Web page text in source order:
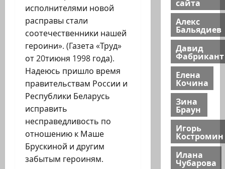
исполнителями новой
расправы стали
соотечественники нашей
героини». (Газета «Труд»
от 20тиюня 1998 года).
Надеюсь пришло время
правительствам России и
Республики Беларусь
исправить
несправедливость по
отношению к Маше
Брускиной и другим
забытым героиням.
Алекс
Бальядиев
Давид
Фабрикант
Елена
Кочина
Зина
Браун
Игорь
Костромин
Илана
Чубарова